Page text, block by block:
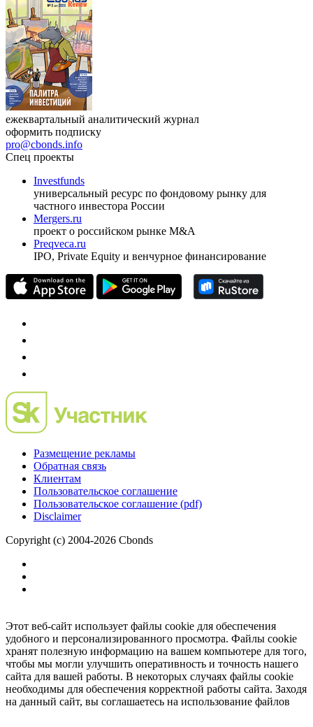
ежеквартальный аналитический журнал
оформить подписку
pro@cbonds.info
Спец проекты
Investfunds
универсальный ресурс по фондовому рынку для
частного инвестора России
Mergers.ru
проект о российском рынке M&A
Preqveca.ru
IPO, Private Equity и венчурное финансирование
Размещение рекламы
Обратная связь
Клиентам
Пользовательское соглашение
Пользовательское соглашение (pdf)
Disclaimer
Copyright (c) 2004-2026 Cbonds
Этот веб-сайт использует файлы cookie для обеспечения
удобного и персонализированного просмотра. Файлы cookie
хранят полезную информацию на вашем компьютере для того,
чтобы мы могли улучшить оперативность и точность нашего
сайта для вашей работы. В некоторых случаях файлы cookie
необходимы для обеспечения корректной работы сайта. Заходя
на данный сайт, вы соглашаетесь на использование файлов